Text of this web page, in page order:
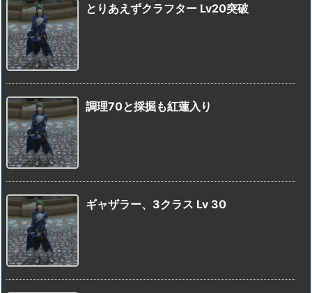
とりあえずクラフター Lv20突破
調理70と採掘も紅蓮入り
ギャザラー、3クラス Lv 30